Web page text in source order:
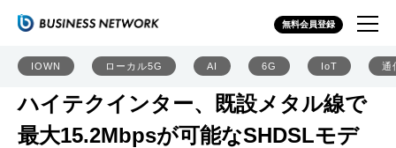
無料会員登録
IOWN ローカル5G AI 6G IoT 通
ハイテクインター、既設メタル線で
最大15.2Mbpsが可能なSHDSLモデ